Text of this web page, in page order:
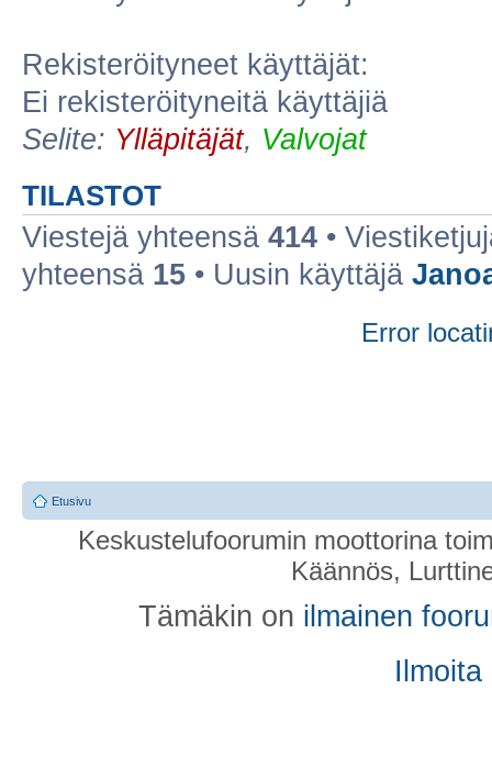
Rekisteröityneet käyttäjät:
Ei rekisteröityneitä käyttäjiä
Selite: Ylläpitäjät, Valvojat
TILASTOT
Viestejä yhteensä 414 •
yhteensä 15 • Uusin käyttäjä
Error
Etusivu
Keskustelufoorumin moottorina
Käännös,
Tämäkin on ilmainen